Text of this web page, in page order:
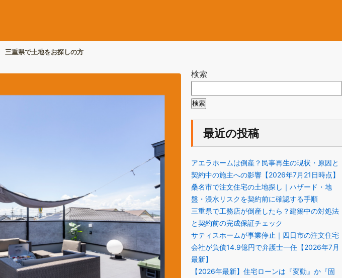
三重県で土地をお探しの方
検索
検索
最近の投稿
アエラホームは倒産？民事再生の現状・原因と
契約中の施主への影響【2026年7月21日時点】
桑名市で注文住宅の土地探し｜ハザード・地
盤・浸水リスクを契約前に確認する手順
三重県で工務店が倒産したら？建築中の対処法
と契約前の完成保証チェック
サティスホームが事業停止｜四日市の注文住宅
会社が負債14.9億円で弁護士一任【2026年7月
最新】
【2026年最新】住宅ローンは『変動』か『固